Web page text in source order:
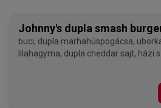
Johnny's dupla smash
buci, dupla marhahúspogácsa, uborka,
lilahagyma, dupla